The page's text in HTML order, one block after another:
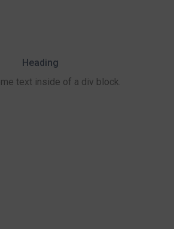
Heading
text inside of a div block.